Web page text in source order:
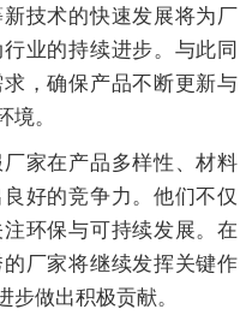
技术的快速发展将为厂
业的持续进步。与此同
，确保产品不断更新与
境。
家在产品多样性、材料
好的竞争力。他们不仅
环保与可持续发展。在
厂家将继续发挥关键作
步做出积极贡献。